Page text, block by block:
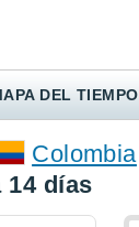
DEL TIEMPO
Colombia
14 días